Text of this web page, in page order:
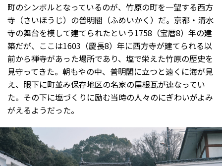
町のシンボルとなっているのが、竹原の町を一望する西方
寺（さいほうじ）の普明閣（ふめいかく）だ。京都・清水
寺の舞台を模して建てられたという1758（宝暦8）年の建
築だが、ここは1603（慶長8）年に西方寺が建てられる以
前から禅寺があった場所であり、塩で栄えた竹原の歴史を
見守ってきた。朝もやの中、普明閣に立つと遠くに海が見
え、眼下に町並み保存地区の名家の屋根瓦が連なってい
た。その下に塩づくりに励む当時の人々のにぎわいがよみ
がえるようだった。